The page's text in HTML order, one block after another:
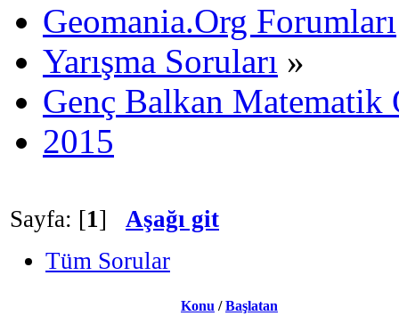
Geomania.Org Forumları
Yarışma Soruları »
Genç Balkan Matematik
2015
Sayfa: [1] Aşağı git
Tüm Sorular
Konu /Başlatan